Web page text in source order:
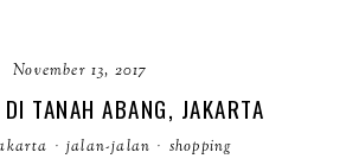
November 13, 2017
TANAH ABANG, JAKARTA
· jalan-jalan · shopping